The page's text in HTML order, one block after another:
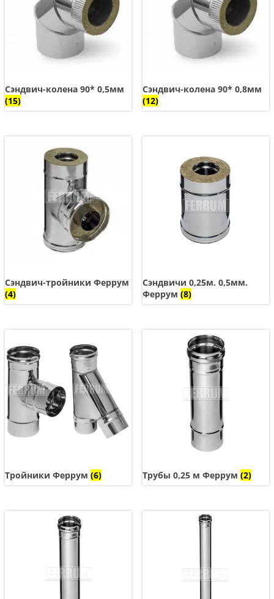
Сэндвич-колена 90* 0,5мм
(15)
Сэндвич-колена 90* 0,8мм
(12)
Сэндвич-тройники Феррум
(4)
Сэндвичи 0,25м. 0,5мм.
Феррум (8)
Тройники Феррум (6) Трубы 0,25 м Феррум (2)